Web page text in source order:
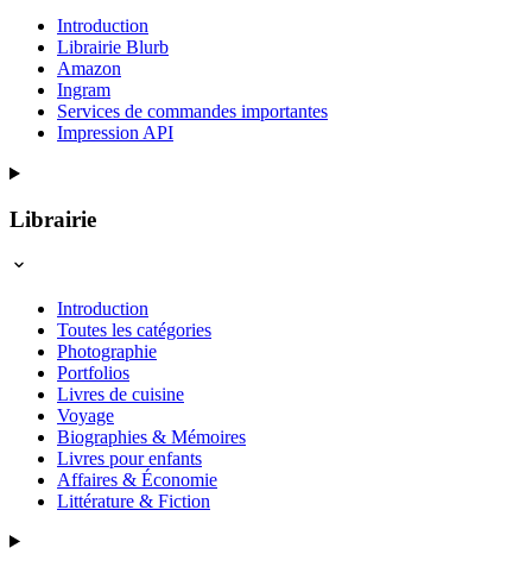
Introduction
Librairie Blurb
Amazon
Ingram
Services de commandes importantes
Impression API
Librairie
Introduction
Toutes les catégories
Photographie
Portfolios
Livres de cuisine
Voyage
Biographies & Mémoires
Livres pour enfants
Affaires & Économie
Littérature & Fiction